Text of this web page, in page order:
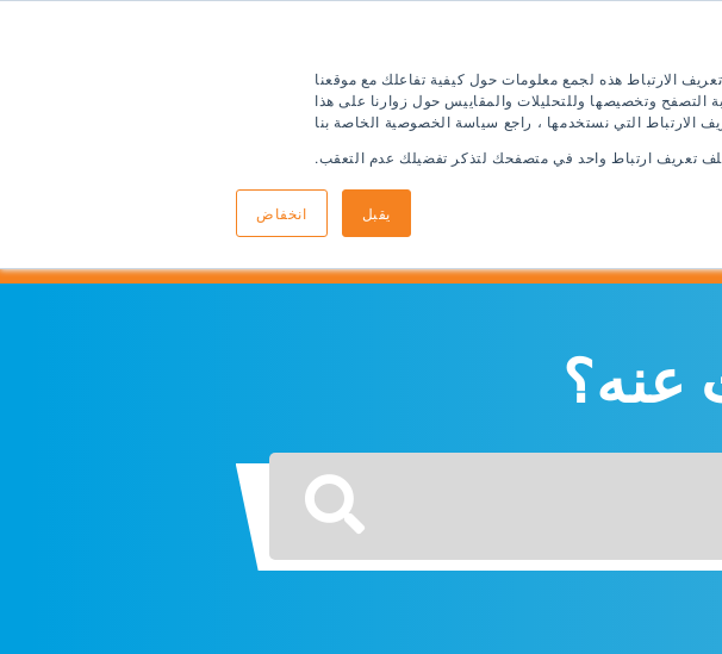
الارتباط هذه لجمع معلومات حول كيفية تفاعلك مع موقعنا
وتخصيصها وللتحليلات والمقاييس حول زوارنا على هذا
الارتباط التي نستخدمها ، راجع سياسة الخصوصية الخاصة بنا
تعريف ارتباط واحد في متصفحك لتذكر تفضيلك عدم التعقب.
يقبل انخفاض
معلومات الوصول
عنه؟